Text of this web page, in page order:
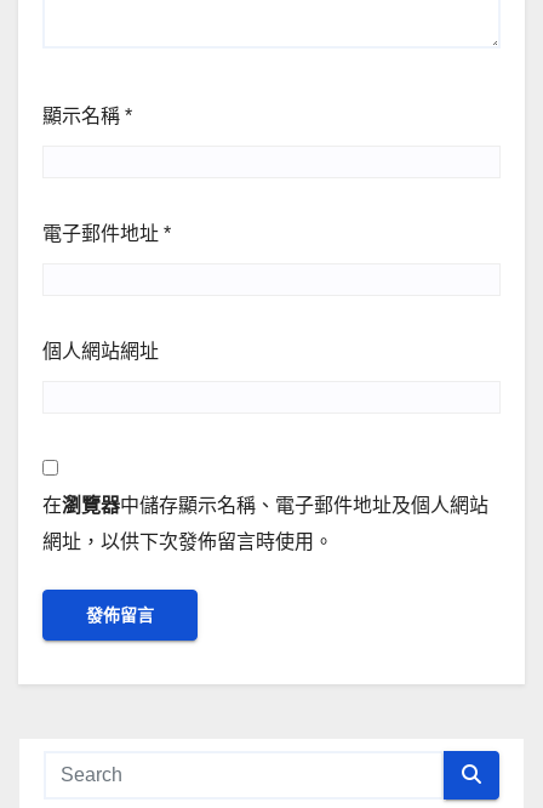
顯示名稱 *
電子郵件地址 *
個人網站網址
在瀏覽器中儲存顯示名稱、電子郵件地址及個人網站
網址，以供下次發佈留言時使用。